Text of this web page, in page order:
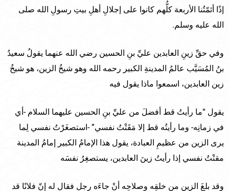
إذًا أئمّتُنا الأربعة كلُّهم كانوا على إجلالِ أهلِ بيتِ رسولِ الله صلى
الله عليه وسلم.
وفي حقِّ زينِ العابدين عليِّ بنِ الحسين رضي الله عنهما يقولُ سعيدُ
بنُ المُسَيَّب عالمُ المدينةِ الكبير رحمه الله وهو شيخُ الزين، هو شيخُ
زين العابدين، اسمعوا ماذا يقول فيه
يقول “ما رأيتُ قط أفضلَ من عليِّ بنِ الحسين عليهما السلام -أي
في زمانِه- وما رأيتُه قط إلا مَقَتْتُ نفسي” -استصغَرْتُ نفسي لِما
يرى الزين من عظيمِ العبادة، يقول هذا الإمامُ الكبير إمامُ المدينة
مقتْتُ نفسي إذا رأيتُ زينَ العابدين، يستصغِرُ نفسَه
وقد بلغَ الزين من خلقِه وصلاحِه أنْ جاءَه رجل فقال له إنّ فلانًا قد